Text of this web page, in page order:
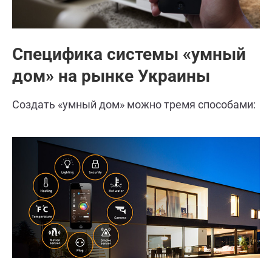
Специфика системы «умный
дом» на рынке Украины
Создать «умный дом» можно тремя способами: